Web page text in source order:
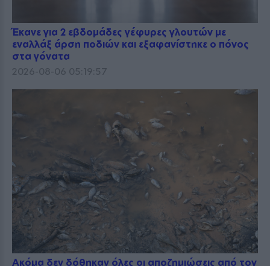
Έκανε για 2 εβδομάδες γέφυρες γλουτών με
εναλλάξ άρση ποδιών και εξαφανίστηκε ο πόνος
στα γόνατα
2026-08-06 05:19:57
Ακόμα δεν δόθηκαν όλες οι αποζημιώσεις από τον